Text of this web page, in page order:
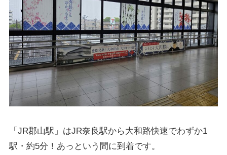
「JR郡山駅」はJR奈良駅から大和路快速でわずか1
駅・約5分！あっという間に到着です。